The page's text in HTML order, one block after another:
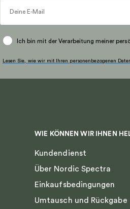
Ich bin mit der Verarbeitung meiner
Lesen Sie, wie wir mit Ihren personenbezogenen
WIE KÖNNEN WIR IHNEN
Kundendienst
Über Nordic Spectra
Einkaufsbedingungen
Umtausch und Rückgabe